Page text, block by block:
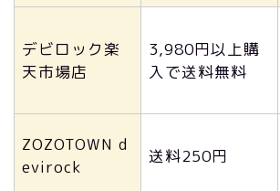
デビロック楽
天市場店
3,980円以上購
入で送料無料
ZOZOTOWN d
evirock
送料250円